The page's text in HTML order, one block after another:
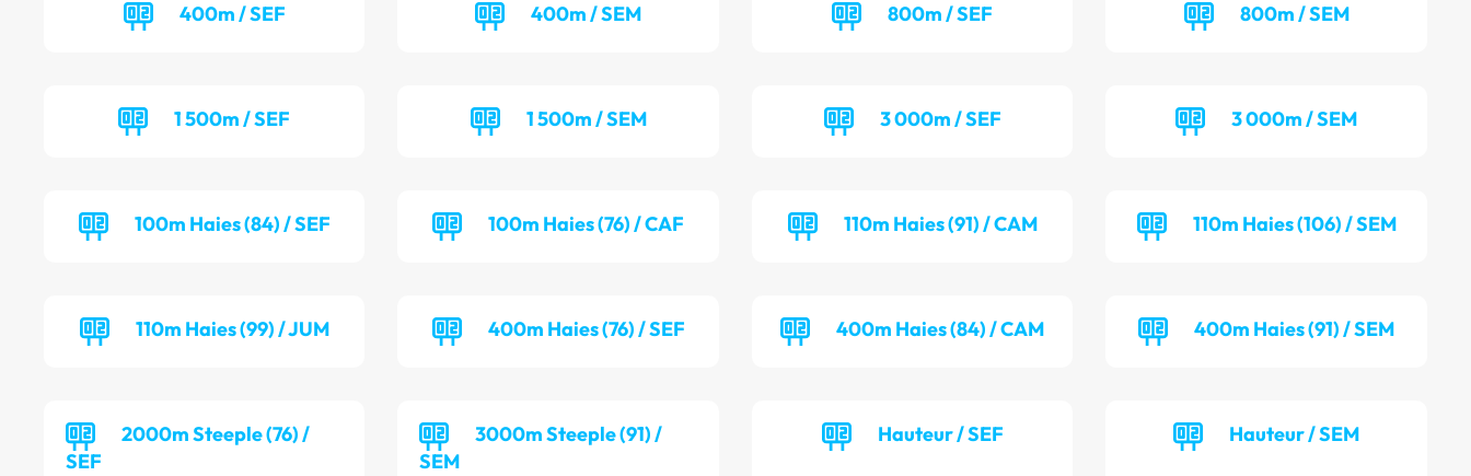
400m / SEF 400m / SEM 800m / SEF 800m / SEM
1 500m / SEF 1 500m / SEM 3 000m / SEF 3 000m / SEM
100m Haies (84) / SEF 100m Haies (76) / CAF 110m Haies (91) / CAM 110m Haies (106) / SEM
110m Haies (99) / JUM 400m Haies (76) / SEF 400m Haies (84) / CAM 400m Haies (91) / SEM
2000m Steeple (76) /
SEF
3000m Steeple (91) /
SEM
Hauteur / SEF Hauteur / SEM